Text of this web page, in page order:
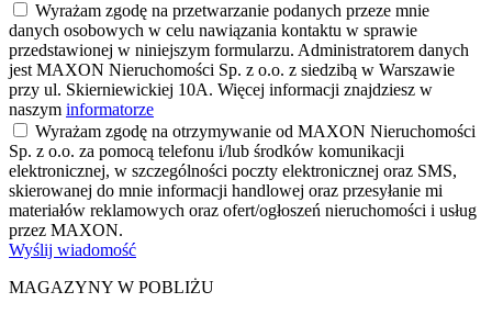
Wyrażam zgodę na przetwarzanie podanych przeze mnie
danych osobowych w celu nawiązania kontaktu w sprawie
przedstawionej w niniejszym formularzu. Administratorem danych
jest MAXON Nieruchomości Sp. z o.o. z siedzibą w Warszawie
przy ul. Skierniewickiej 10A. Więcej informacji znajdziesz w
naszym informatorze
Wyrażam zgodę na otrzymywanie od MAXON Nieruchomości
Sp. z o.o. za pomocą telefonu i/lub środków komunikacji
elektronicznej, w szczególności poczty elektronicznej oraz SMS,
skierowanej do mnie informacji handlowej oraz przesyłanie mi
materiałów reklamowych oraz ofert/ogłoszeń nieruchomości i usług
przez MAXON.
Wyślij wiadomość
MAGAZYNY W POBLIŻU